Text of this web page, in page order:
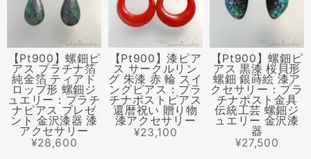
【Pt900】螺鈿ピ
アス プラチナ箔
純金箔 ティアド
ロップ形 螺鈿ジ
ュエリー：プラチ
ナピアス プレゼ
ント 金沢漆器 漆
アクセサリー
¥28,600
【Pt900】漆ピア
ス サークルリン
グ 朱漆 赤 輪 スイ
ングピアス：プラ
チナポストピアス
還暦祝い 贈り物
漆アクセサリー
¥23,100
【Pt900】螺鈿ピ
アス 黒漆 桜貝形
螺鈿 銀蒔絵 漆ア
クセサリー：プラ
チナポスト金具
伝統工芸 螺鈿ジ
ュエリー 金沢漆
器
¥27,500